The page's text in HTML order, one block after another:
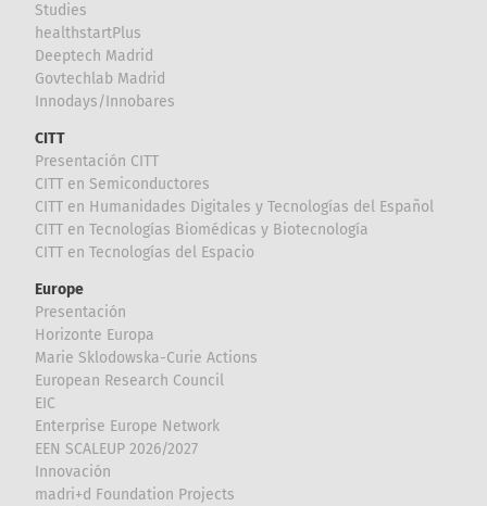
Studies
healthstartPlus
Deeptech Madrid
Govtechlab Madrid
Innodays/Innobares
CITT
Presentación CITT
CITT en Semiconductores
CITT en Humanidades Digitales y Tecnologías del Español
CITT en Tecnologías Biomédicas y Biotecnología
CITT en Tecnologías del Espacio
Europe
Presentación
Horizonte Europa
Marie Sklodowska-Curie Actions
European Research Council
EIC
Enterprise Europe Network
EEN SCALEUP 2026/2027
Innovación
madri+d Foundation Projects